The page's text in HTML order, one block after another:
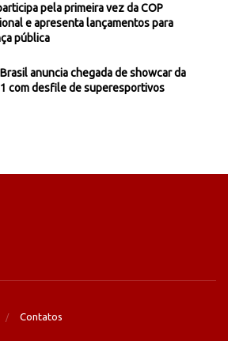
pela primeira vez da COP
e apresenta lançamentos para
pública
anuncia chegada de showcar da
com desfile de superesportivos
Contatos